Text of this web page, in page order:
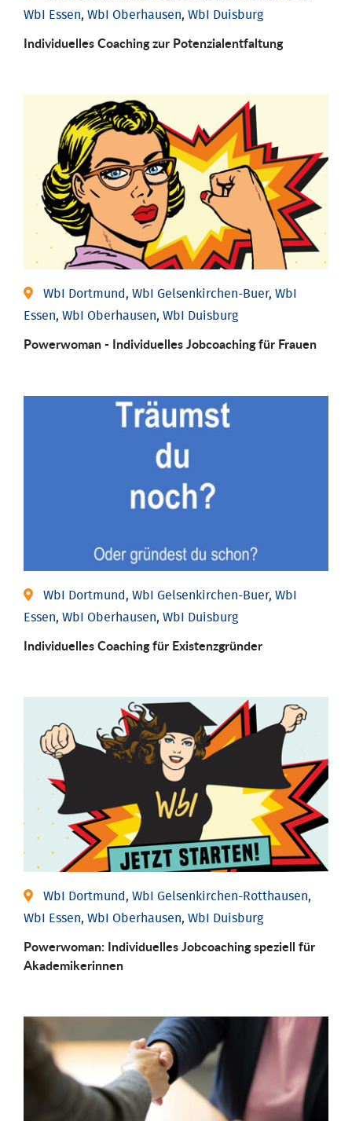
WbI Essen, WbI Oberhausen, WbI Duisburg
Individuelles Coaching zur Potenzialentfaltung
WbI Dortmund, WbI Gelsenkirchen-Buer, WbI
Essen, WbI Oberhausen, WbI Duisburg
Powerwoman - Individu­elles Job­coaching für Frauen
WbI Dortmund, WbI Gelsenkirchen-Buer, WbI
Essen, WbI Oberhausen, WbI Duisburg
Individu­elles Coaching für Existenz­gründer
WbI Dortmund, WbI Gelsenkirchen-Rotthausen,
WbI Essen, WbI Oberhausen, WbI Duisburg
Powerwoman: Individu­elles Job­coaching speziell für
Aka­demiker­innen